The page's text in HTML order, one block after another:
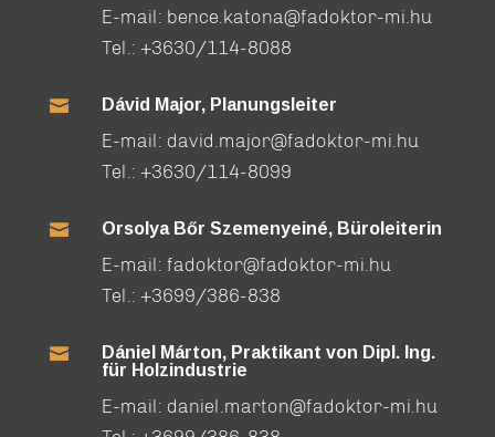
E-mail: bence.katona@fadoktor-mi.hu
Tel.: +3630/114-8088
 Dávid Major, Planungsleiter
E-mail: david.major@fadoktor-mi.hu
Tel.: +3630/114-8099
 Orsolya Bőr Szemenyeiné, Büroleiterin
E-mail: fadoktor@fadoktor-mi.hu
Tel.: +3699/386-838

Dániel Márton, Praktikant von Dipl. Ing.
für Holzindustrie
E-mail: daniel.marton@fadoktor-mi.hu